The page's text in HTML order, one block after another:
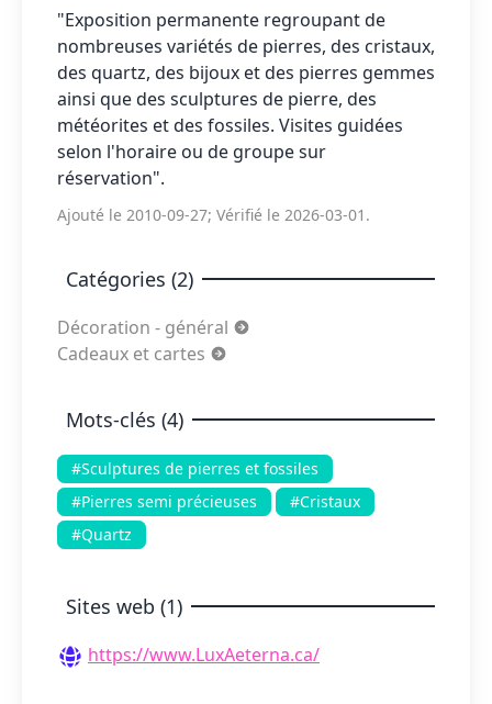
"Exposition permanente regroupant de
nombreuses variétés de pierres, des cristaux,
des quartz, des bijoux et des pierres gemmes
ainsi que des sculptures de pierre, des
météorites et des fossiles. Visites guidées
selon l'horaire ou de groupe sur
réservation".
Ajouté le 2010-09-27; Vérifié le 2026-03-01.
Catégories (2)
Décoration - général
Cadeaux et cartes
Mots-clés (4)
#Sculptures de pierres et fossiles
#Pierres semi précieuses
#Cristaux
#Quartz
Sites web (1)
https://www.LuxAeterna.ca/